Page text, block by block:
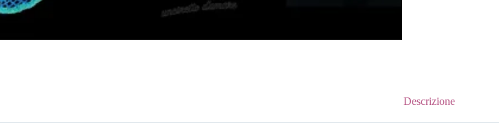
Descrizione